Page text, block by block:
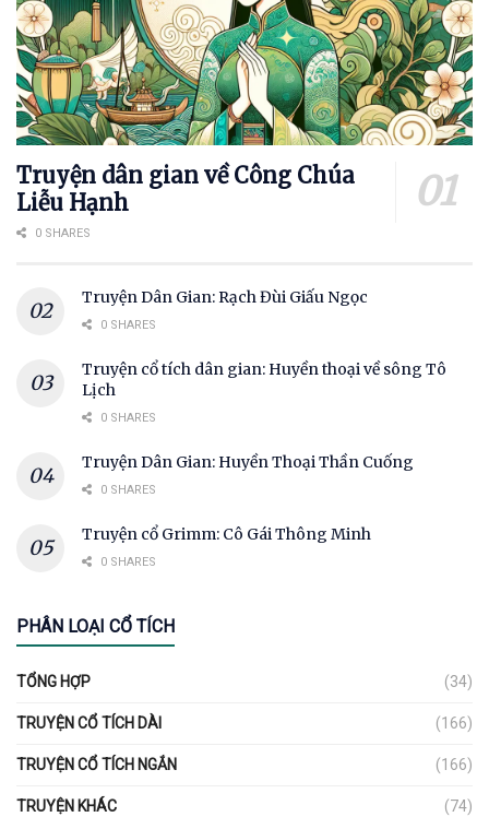
Truyện dân gian về Công Chúa
Liễu Hạnh
0 SHARES
Truyện Dân Gian: Rạch Đùi Giấu Ngọc
0 SHARES
Truyện cổ tích dân gian: Huyền thoại về sông Tô
Lịch
0 SHARES
Truyện Dân Gian: Huyền Thoại Thần Cuống
0 SHARES
Truyện cổ Grimm: Cô Gái Thông Minh
0 SHARES
PHÂN LOẠI CỔ TÍCH
TỔNG HỢP (34)
TRUYỆN CỔ TÍCH DÀI (166)
TRUYỆN CỔ TÍCH NGẮN (166)
TRUYỆN KHÁC (74)